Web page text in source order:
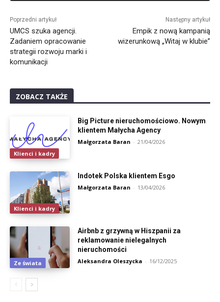
Poprzedni artykuł
UMCS szuka agencji.
Zadaniem opracowanie
strategii rozwoju marki i
komunikacji
Następny artykuł
Empik z nową kampanią
wizerunkową „Witaj w klubie”
ZOBACZ TAKŻE
Klienci i kadry
Big Picture nieruchomościowo. Nowym
klientem Małycha Agency
Małgorzata Baran - 21/04/2026
Klienci i kadry
Indotek Polska klientem Esgo
Małgorzata Baran - 13/04/2026
Ze świata
Airbnb z grzywną w Hiszpanii za
reklamowanie nielegalnych
nieruchomości
Aleksandra Oleszycka - 16/12/2025